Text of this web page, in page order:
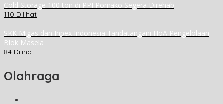
Cold Storage 100 ton di PPI Pomako Segera Direhab
110 Dilihat
SKK Migas dan Inpex Indonesia Tandatangani HoA Pengelolaan
Blok Masela
84 Dilihat
Olahraga